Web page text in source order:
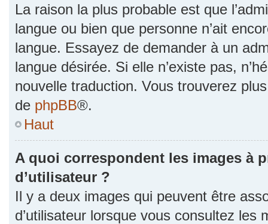
La raison la plus probable est que
langue ou bien que personne n’ait
langue. Essayez de demander à un
langue désirée. Si elle n’existe pas,
nouvelle traduction. Vous trouverez
de phpBB®.
Haut
A quoi correspondent les images à
d’utilisateur ?
Il y a deux images qui peuvent être
d’utilisateur lorsque vous consultez les